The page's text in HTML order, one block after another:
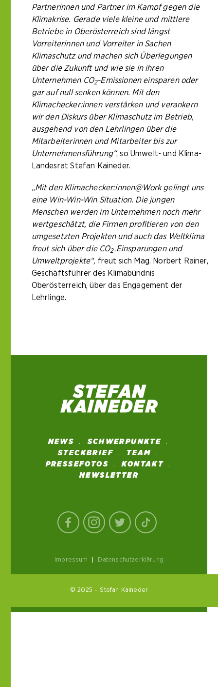
Partnerinnen und Partner im Kampf gegen die
Klimakrise. Gerade viele kleine und mittlere
Betriebe in Oberösterreich sind längst
Vorreiterinnen und Vorreiter in Sachen
Klimaschutz und machen sich Überlegungen
über die Zukunft und wie sie in ihren
Unternehmen CO2-Emissionen einsparen oder
gar auf null senken können. Mit den
Klimachecker:innen verstärken und verankern
wir den Diskurs über Klimaschutz im Betrieb,
ausgehend von den Lehrlingen über die
Mitarbeiterinnen und Mitarbeiter bis zur
Unternehmensführung“, so Umwelt- und Klima-
Landesrat Stefan Kaineder.
„Mit den Klimachecker:innen@Work gelingt uns
eine Win-Win-Win Situation. Die jungen
Menschen werden im Unternehmen noch mehr
wertgeschätzt, die Firmen profitieren von den
umgesetzten Projekten und auch das Weltklima
freut sich über die CO2-Einsparungen und
Umweltprojekte“, freut sich Mag. Norbert Rainer,
Geschäftsführer des Klimabündnis
Oberösterreich, über das Engagement der
Lehrlinge.
NEWS
SCHWERPUNKTE
STECKBRIEF
TEAM
PRESSEFOTOS
KONTAKT
NEWSLETTER
Impressum Datenschutzerklärung
© 2025 – Stefan Kaineder